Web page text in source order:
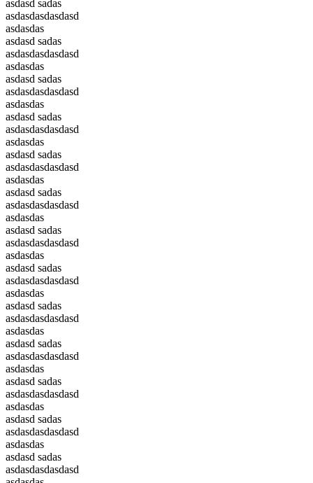
asdasd sadas
asdasdasdasdasd
asdasdas
asdasd sadas
asdasdasdasdasd
asdasdas
asdasd sadas
asdasdasdasdasd
asdasdas
asdasd sadas
asdasdasdasdasd
asdasdas
asdasd sadas
asdasdasdasdasd
asdasdas
asdasd sadas
asdasdasdasdasd
asdasdas
asdasd sadas
asdasdasdasdasd
asdasdas
asdasd sadas
asdasdasdasdasd
asdasdas
asdasd sadas
asdasdasdasdasd
asdasdas
asdasd sadas
asdasdasdasdasd
asdasdas
asdasd sadas
asdasdasdasdasd
asdasdas
asdasd sadas
asdasdasdasdasd
asdasdas
asdasd sadas
asdasdasdasdasd